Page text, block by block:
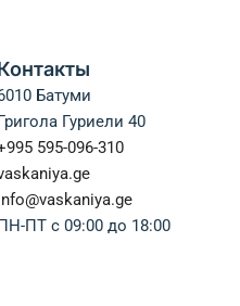
Батуми
Гуриели 40
595-096-310
ПТ с 09:00 до 18:00